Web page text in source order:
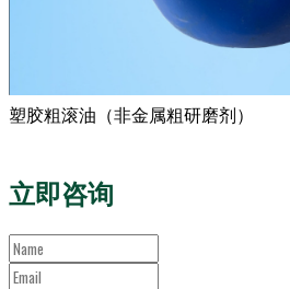
塑胶粗滚油（非金属粗研磨剂）
立即咨询